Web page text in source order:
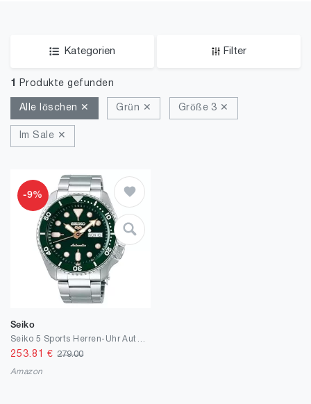
Kategorien Filter
1 Produkte gefunden
Alle löschen ✕ Grün ✕ Größe 3 ✕
Im Sale ✕
-9%
Seiko
253.81 €279.00
Amazon